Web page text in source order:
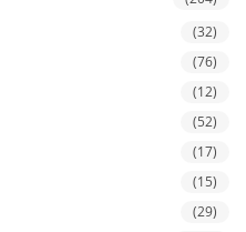
(32)
(76)
(12)
(52)
(17)
(15)
(29)